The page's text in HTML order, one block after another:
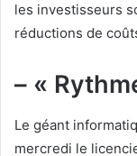
les investisseurs
réductions de
– «
Le géant
mercredi le